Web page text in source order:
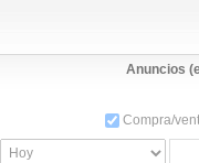
Anuncios
Compra/